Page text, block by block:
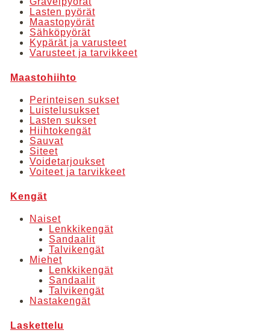
Lasten pyörät
Maastopyörät
Sähköpyörät
Kypärät ja varusteet
Varusteet ja tarvikkeet
Maastohiihto
Perinteisen sukset
Luistelusukset
Lasten sukset
Hiihtokengät
Sauvat
Siteet
Voidetarjoukset
Voiteet ja tarvikkeet
Kengät
Naiset
Lenkkikengät
Sandaalit
Talvikengät
Miehet
Lenkkikengät
Sandaalit
Talvikengät
Nastakengät
Laskettelu